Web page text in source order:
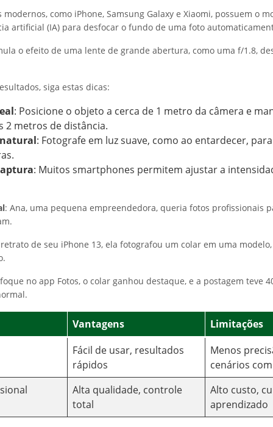
como iPhone, Samsung Galaxy e Xiaomi, possuem o
artificial (IA) para desfocar o fundo de uma foto
o efeito de uma lente de grande abertura, como uma f/1.8,
siga estas dicas:
: Posicione o objeto a cerca de 1 metro da câmera e
2 metros de distância.
: Fotografe em luz suave, como ao entardecer,
: Muitos smartphones permitem ajustar a
: Ana, uma pequena empreendedora, queria fotos profissionais
de seu iPhone 13, ela fotografou um colar em uma
no app Fotos, o colar ganhou destaque, e a postagem teve
Vantagens
Limitações
Fácil de usar, resultados
rápidos
Menos
cenários
Alta qualidade, controle
total
Alto custo,
aprendizado